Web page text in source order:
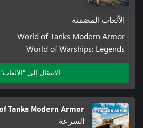
الألعاب المضمنة
World of Tanks Modern Armor
World of Warships: Legends
الانتقال إلى "الألعاب"
السرعة